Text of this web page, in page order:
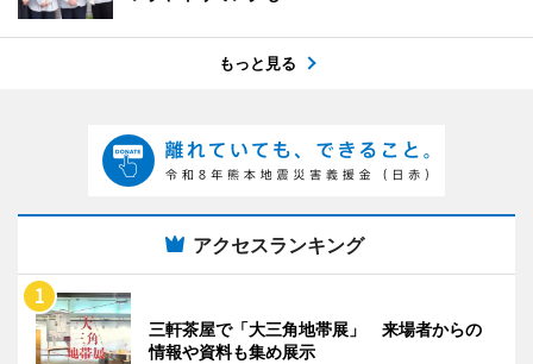
もっと見る
アクセスランキング
三軒茶屋で「大三角地帯展」 来場者からの
情報や資料も集め展示